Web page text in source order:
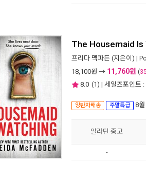
The Housemaid
프리다 맥파든 (지은이) |
18,100원 → 11,760원 (
8.0 (1) | 세일즈포인트 :
양탄자배송 주말특급 8월
알라딘 중고
-